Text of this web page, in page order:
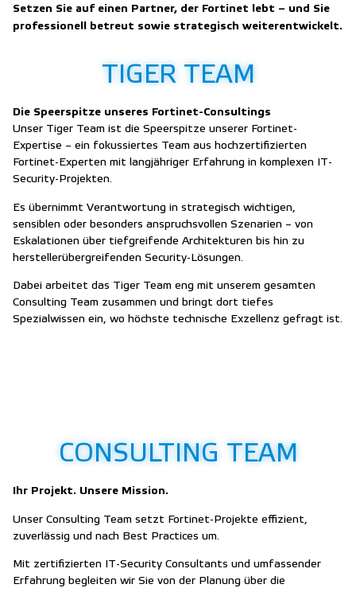
Setzen Sie auf einen Partner, der Fortinet lebt – und Sie
professionell betreut sowie strategisch weiterentwickelt.
TIGER TEAM
Die Speerspitze unseres Fortinet-Consultings
Unser Tiger Team ist die Speerspitze unserer Fortinet-
Expertise – ein fokussiertes Team aus hochzertifizierten
Fortinet-Experten mit langjähriger Erfahrung in komplexen IT-
Security-Projekten.
Es übernimmt Verantwortung in strategisch wichtigen,
sensiblen oder besonders anspruchsvollen Szenarien – von
Eskalationen über tiefgreifende Architekturen bis hin zu
herstellerübergreifenden Security-Lösungen.
Dabei arbeitet das Tiger Team eng mit unserem gesamten
Consulting Team zusammen und bringt dort tiefes
Spezialwissen ein, wo höchste technische Exzellenz gefragt ist.
CONSULTING TEAM
Ihr Projekt. Unsere Mission.
Unser Consulting Team setzt Fortinet-Projekte effizient,
zuverlässig und nach Best Practices um.
Mit zertifizierten IT-Security Consultants und umfassender
Erfahrung begleiten wir Sie von der Planung über die